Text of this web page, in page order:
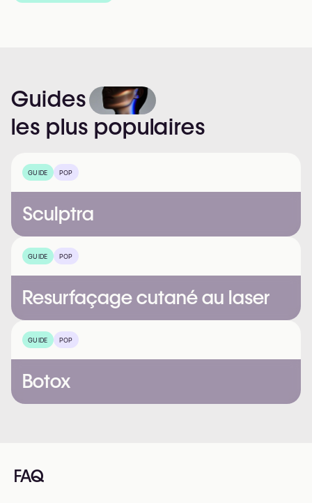
Guides
les plus populaires
GUIDE POP
Sculptra
GUIDE POP
Resurfaçage cutané au laser
GUIDE POP
Botox
FAQ